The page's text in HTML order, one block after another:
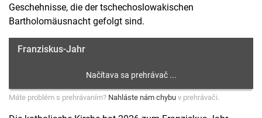
Geschehnisse, die der tschechoslowakischen
Bartholomäusnacht gefolgt sind.
Franziskus-Jahr
Máte problém s prehrávaním? Nahláste nám chybu v prehrávači.